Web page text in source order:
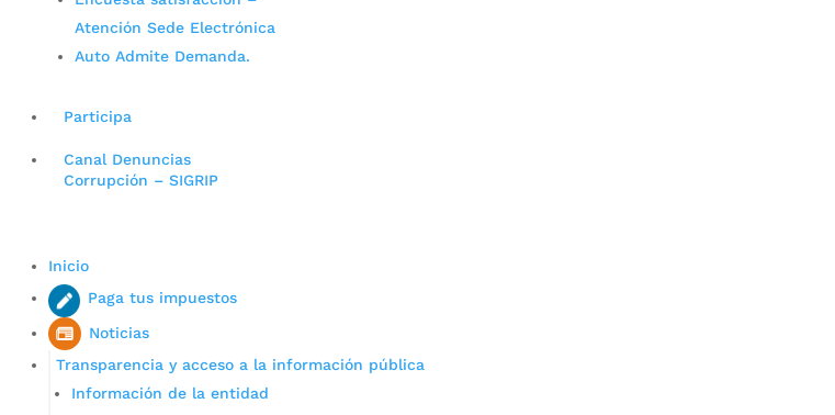
Atención Sede Electrónica
Auto Admite Demanda.
Participa
Canal Denuncias
Corrupción – SIGRIP
Inicio
Paga tus impuestos
Noticias
Transparencia y acceso a la información pública
Información de la entidad